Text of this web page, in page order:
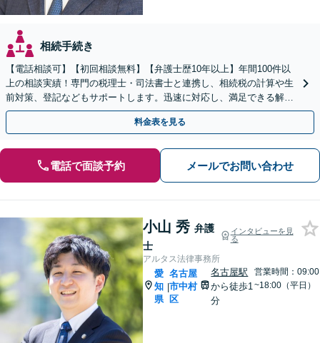
相続手続き
【電話相談可】【初回相談無料】【弁護士歴10年以上】年間100件以
上の相談実績！専門の税理士・司法書士と連携し、相続税の計算や生
前対策、登記などもサポートします。迅速に対応し、満足できる解決
を目指します【名古屋駅10分】【休日・夜間面談可】
料金表を見る
電話で面談予約 メールでお問い合わせ
小山 秀 弁護
士
インタビューを見
る
アルタス法律事務所
愛
知
県
|
名古屋
市中村
区
名古屋駅
から徒歩1
分
営業時間：09:00
~18:00（平日）